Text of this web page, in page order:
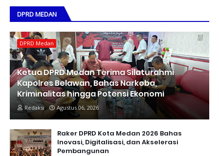
DPRD MEDAN
DPRD Medan
Ketua DPRD Medan Terima Silaturahmi
Kapolres Belawan, Bahas Narkoba,
Kriminalitas hingga Potensi Ekonomi
Redaksi Agustus 06, 2026
Raker DPRD Kota Medan 2026 Bahas
Inovasi, Digitalisasi, dan Akselerasi
Pembangunan